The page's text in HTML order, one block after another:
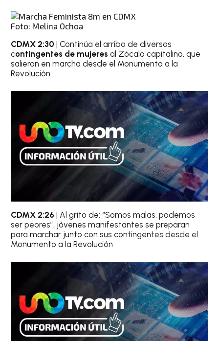
Foto: Melina Ochoa
CDMX 2:30 | Continúa el arribo de diversos
contingentes de mujeres al Zócalo capitalino, que
salieron en marcha desde el Monumento a la
Revolución.
CDMX 2:26 | Al grito de: “Somos malas, podemos
ser peores”, jóvenes manifestantes se preparan
para marchar junto con sus contingentes desde el
Monumento a la Revolución